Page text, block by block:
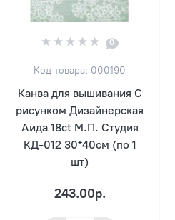
0
Код товара: 000190
Канва для вышивания С
рисунком Дизайнерская
Аида 18ct М.П. Студия
КД-012 30*40см (по 1
шт)
243.00р.